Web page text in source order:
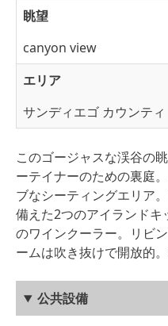
眺望
canyon view
エリア
サンディエゴ カウンティ
このゴージャスな渓谷の
ーテイナーのための裏庭
ブなシーティングエリア
備えた2つのアイランド
のワインクーラー。リビ
ームは吹き抜けで開放的
公共設備